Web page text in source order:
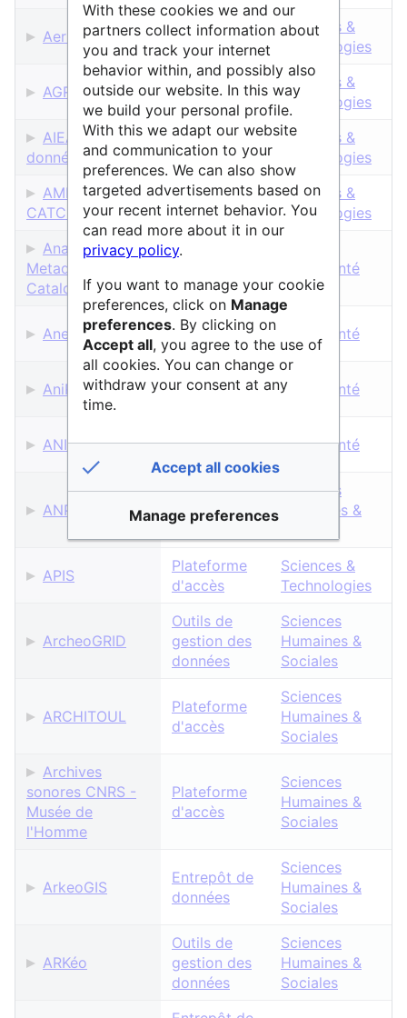
Aeris
Plateforme
d'accès
Sciences &
Technologies
AGRHYS
Plateforme
d'acquisition
Sciences &
Technologies
AIEA Bases de
données
Entrepôt de
données
Sciences &
Technologies
AMMA-
CATCH-DB
Plateforme
d'accès
Sciences &
Technologies
AnaEE-France
Metadata
Catalog
Plateforme
d'accès
Vie & Santé
Anexplo
Plateforme
d'acquisition
Vie & Santé
AniRA
Plateforme
Vie & Santé
ANISEED Vie & Santé
ANPERSANA
données
Sciences
Humaines &
APIS
Plateforme
d'accès
Sciences &
Technologies
ArcheoGRID
Outils de
gestion des
données
Sciences
Humaines &
Sociales
ARCHITOUL
Plateforme
d'accès
Sciences
Humaines &
Sociales
Archives
sonores CNRS -
Musée de
l'Homme
Plateforme
d'accès
Sciences
Humaines &
Sociales
ArkeoGIS
Entrepôt de
données
Sciences
Humaines &
Sociales
ARKéo
Outils de
gestion des
données
Sciences
Humaines &
Sociales
With these cookies we and our
partners collect information about
you and track your internet
behavior within, and possibly also
outside our website. In this way
we build your personal profile.
With this we adapt our website
and communication to your
preferences. We can also show
targeted advertisements based on
your recent internet behavior. You
can read more about it in our
privacy policy.
If you want to manage your cookie
preferences, click on Manage
preferences. By clicking on
Accept all, you agree to the use of
all cookies. You can change or
withdraw your consent at any
time.
Accept all cookies
Manage preferences